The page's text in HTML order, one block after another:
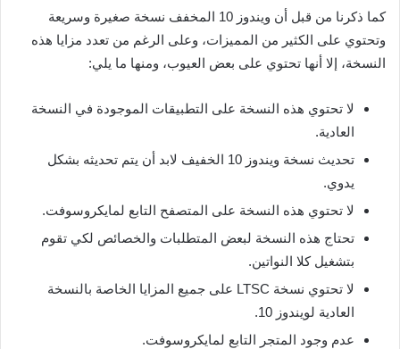
كما ذكرنا من قبل أن ويندوز 10 المخفف نسخة صغيرة وسريعة
وتحتوي على الكثير من المميزات، وعلى الرغم من تعدد مزايا هذه
النسخة، إلا أنها تحتوي على بعض العيوب، ومنها ما يلي:
لا تحتوي هذه النسخة على التطبيقات الموجودة في النسخة
العادية.
تحديث نسخة ويندوز 10 الخفيف لابد أن يتم تحديثه بشكل
يدوي.
لا تحتوي هذه النسخة على المتصفح التابع لمايكروسوفت.
تحتاج هذه النسخة لبعض المتطلبات والخصائص لكي تقوم
بتشغيل كلا النواتين.
لا تحتوي نسخة LTSC على جميع المزايا الخاصة بالنسخة
العادية لويندوز 10.
عدم وجود المتجر التابع لمايكروسوفت.